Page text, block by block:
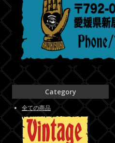
Category
全ての商品